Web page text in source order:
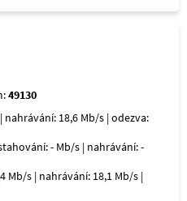
49130
nahrávání: 18,6 Mb/s | odezva:
- Mb/s | nahrávání: -
Mb/s | nahrávání: 18,1 Mb/s |